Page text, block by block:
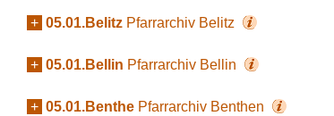
+ 05.01.Belitz Pfarrarchiv Belitz
+ 05.01.Bellin Pfarrarchiv Bellin
+ 05.01.Benthe Pfarrarchiv Benthen